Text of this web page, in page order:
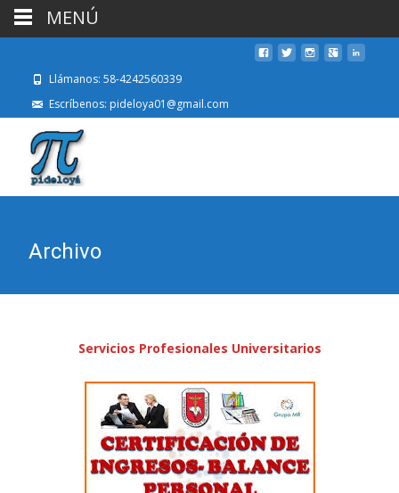
Llámanos: 58-4242560339
Escríbenos: pideloya01@gmail.com
Archivo
Servicios Profesionales Universitarios
MENÚ